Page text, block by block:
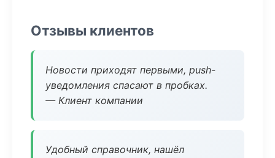
Отзывы клиентов
Новости приходят первыми, push-
уведомления спасают в пробках.
— Клиент компании
Удобный справочник, нашёл